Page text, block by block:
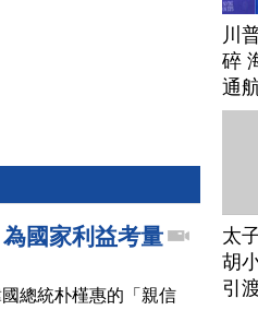
國家利益考量
總統朴槿惠的「親信
川
碎
通
太
胡
引